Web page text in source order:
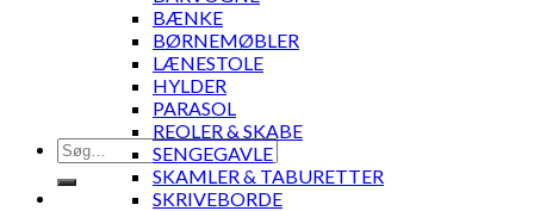
Søg
efter:
BÆNKE
BØRNEMØBLER
LÆNESTOLE
HYLDER
PARASOL
REOLER & SKABE
SENGEGAVLE
SKAMLER & TABURETTER
SKRIVEBORDE